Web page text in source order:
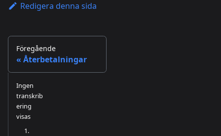
Redigera denna sida
Föregående
Återbetalningar
Ingen
transkrib
ering
visas
1.